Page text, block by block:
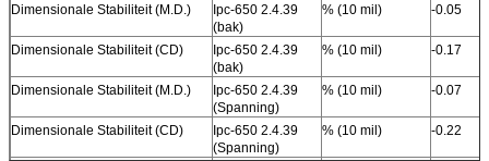
Dimensionale Stabiliteit (M.D.)
Ipc-650 2.4.39
(bak)
% (10 mil) -0.05
Dimensionale Stabiliteit (CD)
Ipc-650 2.4.39
(bak)
% (10 mil) -0.17
Dimensionale Stabiliteit (M.D.)
Ipc-650 2.4.39
(Spanning)
% (10 mil) -0.07
Dimensionale Stabiliteit (CD)
Ipc-650 2.4.39
(Spanning)
% (10 mil) -0.22